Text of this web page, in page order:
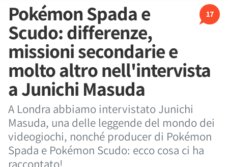
17
Pokémon Spada e
Scudo: differenze,
missioni secondarie e
molto altro nell'intervista
a Junichi Masuda
A Londra abbiamo intervistato Junichi
Masuda, una delle leggende del mondo dei
videogiochi, nonché producer di Pokémon
Spada e Pokémon Scudo: ecco cosa ci ha
raccontato!